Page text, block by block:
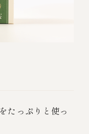
たっぷりと使っ